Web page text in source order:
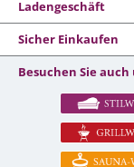
Ladengeschäft
Sicher Einkaufen
Besuchen Sie